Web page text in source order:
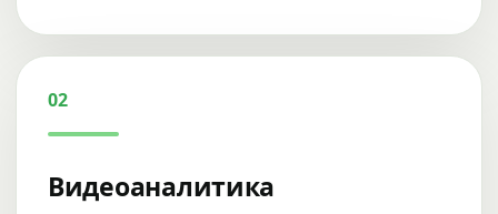
02
Видеоаналитика